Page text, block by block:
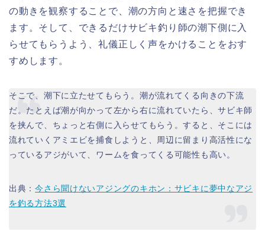
の動きを観察することで、潮の方向と速さを把握でき
ます。そして、できるだけサビキ釣り師の潮下側に入
らせてもらうよう、礼儀正しく声をかけることをおす
すめします。
そこで、潮下に立たせてもらう。潮が流れてくる向きの下流
だ。たとえば潮が向かって左から右に流れていたら、サビキ師
を挟んで、ちょっと右側に入らせてもらう。すると、そこには
流れていくアミエビを捕食しようと、周辺に留まり高活性にな
っているアジがいて、ワームを食ってくる可能性も高い。
出典：今さら聞けないアジングのキホン：サビキに夢中なアジ
を釣る方法3選